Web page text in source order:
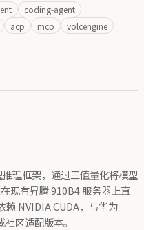
coding-agent
acp mcp volcengine
理框架，通过三值量化将模型
现有昇腾 910B4 服务器上直
NVIDIA CUDA，与华为
区适配版本。